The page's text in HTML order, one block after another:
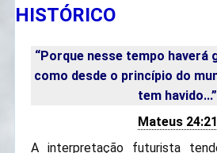
HISTÓRICO
“Porque nesse tempo haverá
como desde o princípio do
tem havido...”
Mateus 24:21
A interpretação futurista